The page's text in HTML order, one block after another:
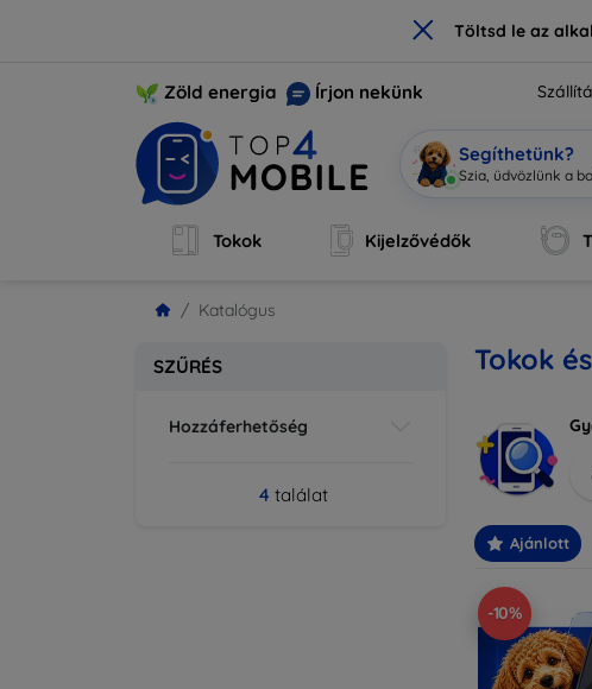
× Töltsd le az
Zöld energia Írjon nekünk
Segíthetünk?
|
Tokok Kijelzővédők
Katalógus
SZŰRÉS
Hozzáferhetőség
4 találat
Tokok
Ajánlott
-10%